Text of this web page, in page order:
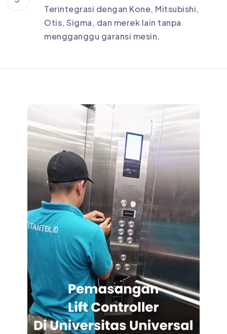
Terintegrasi dengan Kone, Mitsubishi,
Otis, Sigma, dan merek lain tanpa
mengganggu garansi mesin.